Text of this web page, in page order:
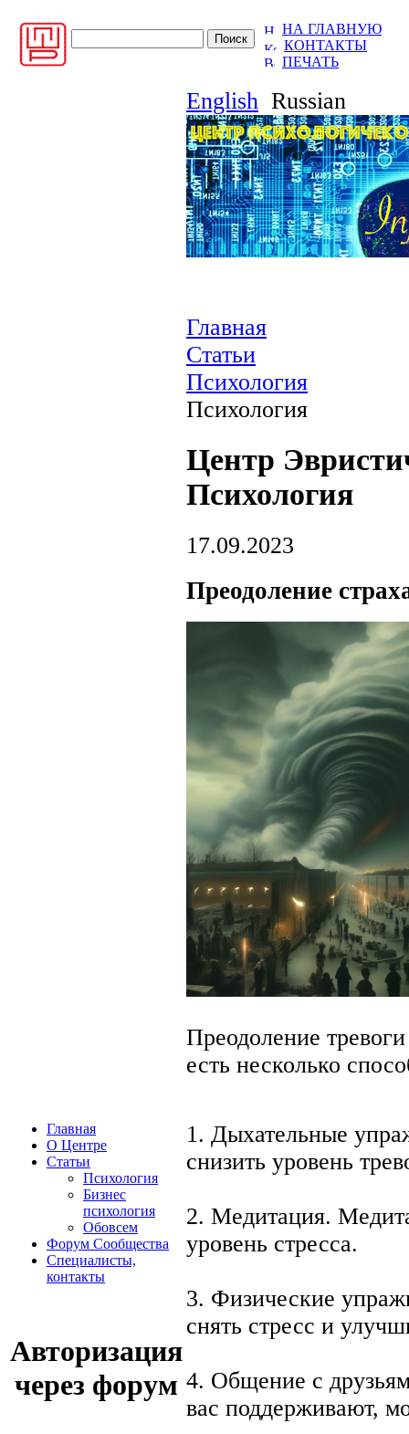
НА ГЛАВНУЮ
КОНТАКТЫ
ПЕЧАТЬ
Главная
О Центре
Статьи
Психология
Бизнес
психология
Обовсем
Форум Сообщества
Cпециалисты,
контакты
Авторизация
через форум
English Russian
Главная
Статьи
Психология
Психология
Центр
Психология
17.09.2023
Преодоление
Преодоление
есть несколько
1. Дыхательные
снизить уровень
2. Медитация.
уровень стресса.
3. Физические
снять стресс и
4. Общение с
вас поддерживают,